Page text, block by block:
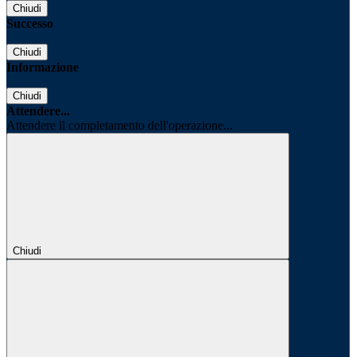
Chiudi
Successo
Chiudi
Informazione
Chiudi
Attendere...
Attendere il completamento dell'operazione...
Chiudi